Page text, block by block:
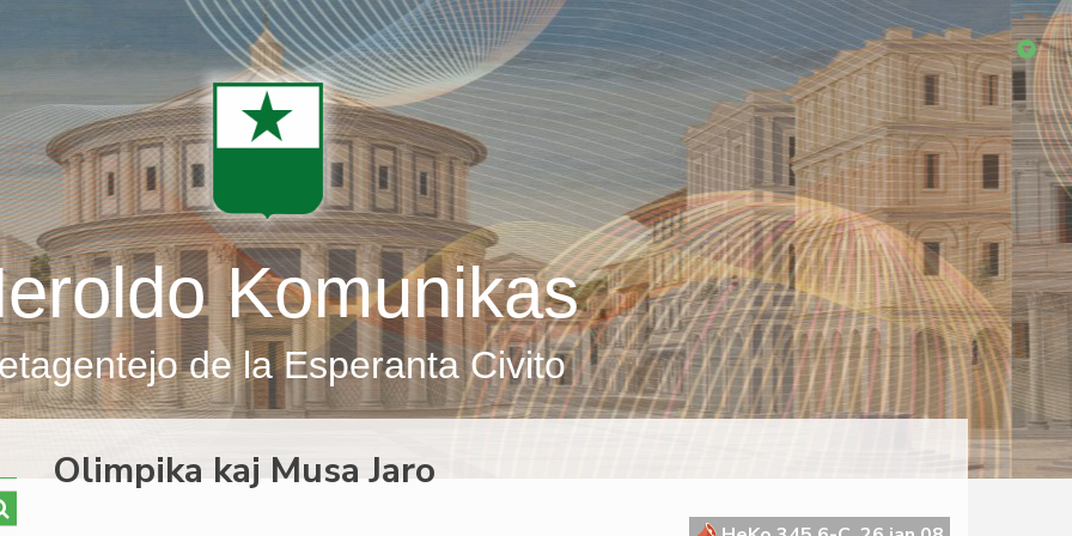
Komunikas
de la Esperanta Civito
Olimpika kaj Musa Jaro